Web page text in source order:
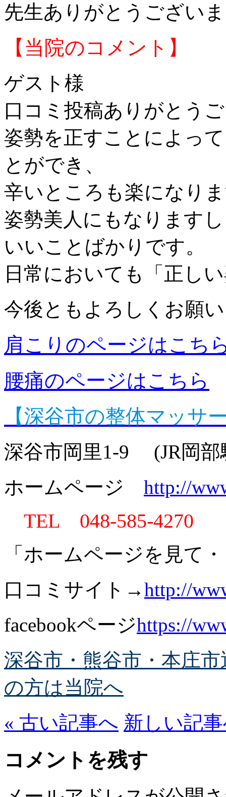
先生ありがとうござい
【当院のコメント】
ゲスト様
口コミ投稿ありがとう
姿勢を正すことによっ
とができ、
辛いところも楽になり
姿勢美人にもなります
いいことばかりです。
日常においても「正し
今後ともよろしくお願
肩こりのページはこち
腰痛のページはこちら
【深谷市の整体マッサ
深谷市岡里1-9 (JR岡部
ホームページ http://
TEL 048-585-4270
「ホームページを見て
口コミサイト→http://
facebookページhttps://
深谷市・熊谷市・本庄
の方は当院へ
« 古い記事へ 新しい記
コメントを残す